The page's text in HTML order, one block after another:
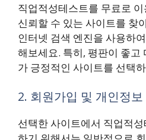
직업적성테스트를 무료로
신뢰할 수 있는 사이트를 찾
인터넷 검색 엔진을 사용하
해보세요. 특히, 평판이 좋고
가 긍정적인 사이트를 선택
2. 회원가입 및 개인정보
선택한 사이트에서 직업적